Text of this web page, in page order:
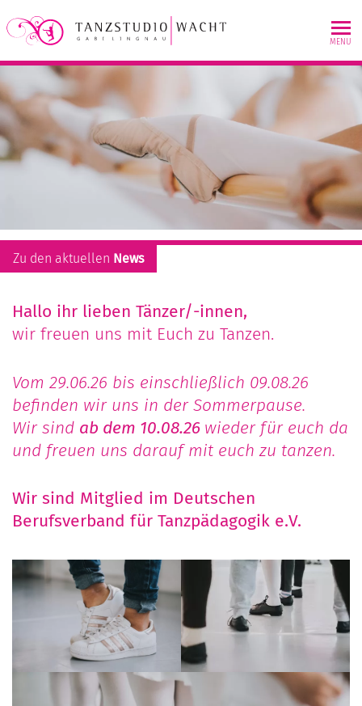
to
content
MENU
Zu den aktuellen News
Hallo ihr lieben Tänzer/-innen,
wir freuen uns mit Euch zu Tanzen.
Vom 29.06.26 bis einschließlich 09.08.26
befinden wir uns in der Sommerpause.
Wir sind ab dem 10.08.26 wieder für euch da
und freuen uns darauf mit euch zu tanzen.
Wir sind Mitglied im Deutschen
Berufsverband für Tanzpädagogik e.V.